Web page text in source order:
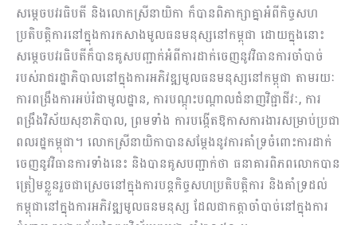
សម្ដេចបវរធិបតី និងលោកស្រីនាយិកា ក៏បានពិភាក្សាគ្នាអំពីកិច្ចសហ
ប្រតិបត្តិការនៅក្នុងការកសាងមូលធនមនុស្សនៅកម្ពុជា ដោយក្នុងនោះ
សម្ដេចបវរធិបតីក៏បានគូសបញ្ជាក់អំពីការដាក់ចេញនូវវិធានការចាំបាច់
របស់រាជរដ្ឋាភិបាលនៅក្នុងការអភិវឌ្ឍមូលធនមនុស្សនៅកម្ពុជា តាមរយៈ
ការពង្រឹងការអប់រំជាមូលដ្ឋាន​,​ ការបណ្តុះបណ្តាលជំនាញវិជ្ជាជីវៈ, ការ
ពង្រឹងវិស័យសុខាភិបាល, ព្រមទាំង​ ការបង្កើតឱកាសការងារសម្រាប់ប្រជា
ពលរដ្ឋកម្ពុជា។ លោកស្រីនាយិកាបានសម្ដែងនូវការគាំទ្រចំពោះការដាក់
ចេញនូវវិធានការទាំងនេះ​ និងបានគូសបញ្ជាក់ថា ធនាគារពិភពលោកបាន
ត្រៀមខ្លួនរួចជាស្រេចនៅក្នុងការបន្តកិច្ចសហប្រតិបត្តិការ និងគាំទ្រដល់
កម្ពុជានៅក្នុងការអភិវឌ្ឍមូលធនមនុស្ស ដែលជាកត្តាចាំបាច់នៅក្នុងការ